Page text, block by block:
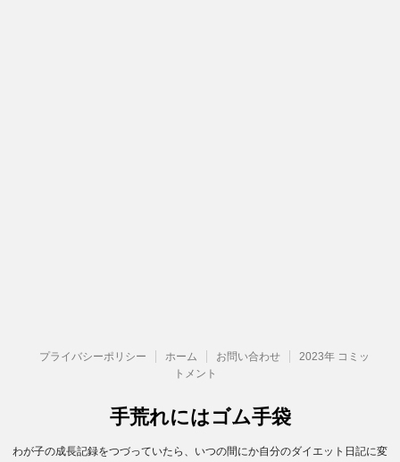
プライバシーポリシー ホーム お問い合わせ
2023年 コミッ
トメント
手荒れにはゴム手袋
わが子の成長記録をつづっていたら、いつの間にか自分のダイエット日記に変